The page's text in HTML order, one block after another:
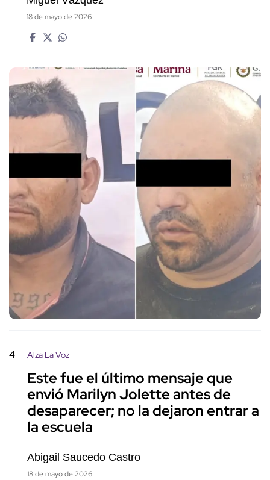
18 de mayo de 2026
4 Alza La Voz
Este fue el último mensaje que
envió Marilyn Jolette antes de
desaparecer; no la dejaron entrar a
la escuela
Abigail Saucedo Castro
18 de mayo de 2026